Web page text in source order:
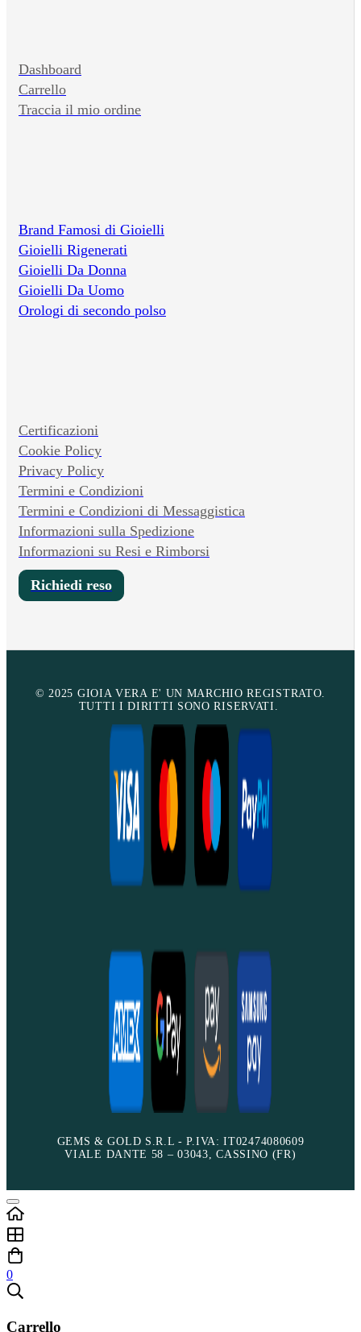
Dashboard
Carrello
Traccia il mio ordine
Brand Famosi di Gioielli
Gioielli Rigenerati
Gioielli Da Donna
Gioielli Da Uomo
Orologi di secondo polso
Certificazioni
Cookie Policy
Privacy Policy
Termini e Condizioni
Termini e Condizioni di Messaggistica
Informazioni sulla Spedizione
Informazioni su Resi e Rimborsi
Richiedi reso
© 2025 GIOIA VERA E' UN MARCHIO REGISTRATO.
TUTTI I DIRITTI SONO RISERVATI.
GEMS & GOLD S.R.L - P.IVA: IT02474080609
VIALE DANTE 58 – 03043, CASSINO (FR)
0
Carrello